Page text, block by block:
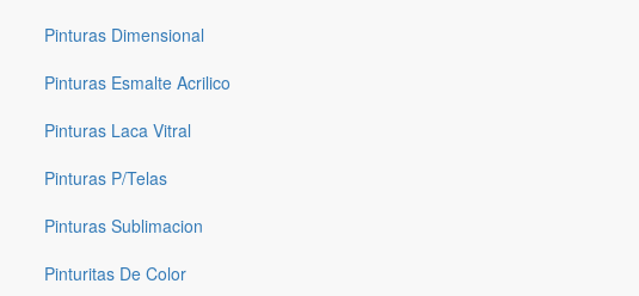
Pinturas Dimensional
Pinturas Esmalte Acrilico
Pinturas Laca Vitral
Pinturas P/telas
Pinturas Sublimacion
Pinturitas De Color